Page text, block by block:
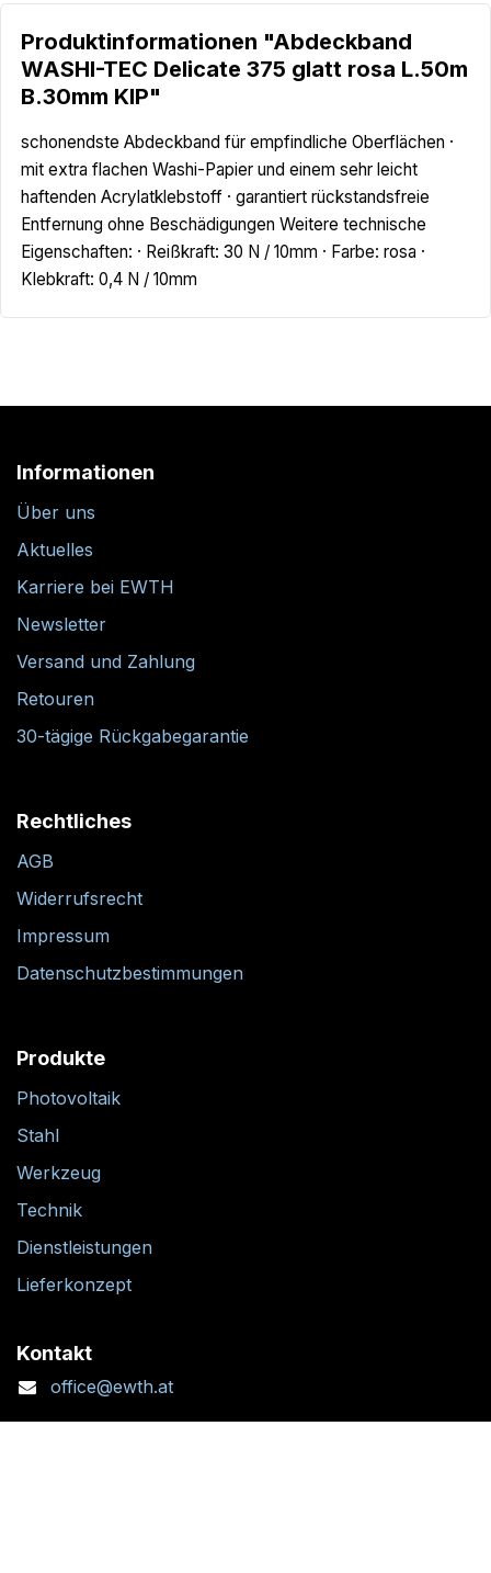
Produktinformationen "Abdeckband
WASHI-TEC Delicate 375 glatt rosa L.50m
B.30mm KIP"
schonendste Abdeckband für empfindliche Oberflächen ·
mit extra flachen Washi-Papier und einem sehr leicht
haftenden Acrylatklebstoff · garantiert rückstandsfreie
Entfernung ohne Beschädigungen Weitere technische
Eigenschaften: · Reißkraft: 30 N / 10mm · Farbe: rosa ·
Klebkraft: 0,4 N / 10mm
Informationen
Über uns
Aktuelles
Karriere bei EWTH
Newsletter
Versand und Zahlung
Retouren
30-tägige Rückgabegarantie
Rechtliches
AGB
Widerrufsrecht
Impressum
Datenschutzbestimmungen
Produkte
Photovoltaik
Stahl
Werkzeug
Technik
Dienstleistungen
Lieferkonzept
Kontakt
office@ewth.at